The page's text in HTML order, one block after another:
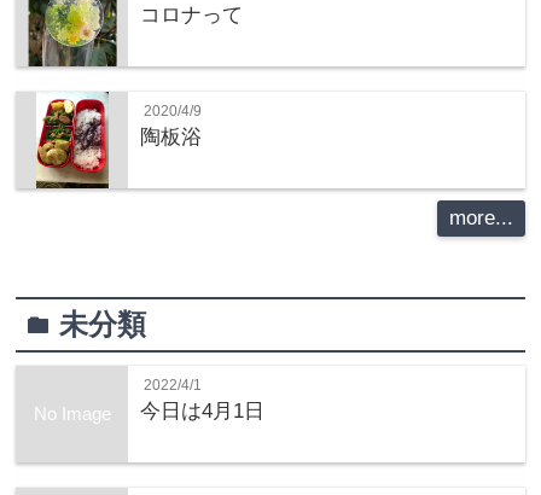
コロナって
2020/4/9
陶板浴
more...
folder未分類
No Image
2022/4/1
今日は4月1日